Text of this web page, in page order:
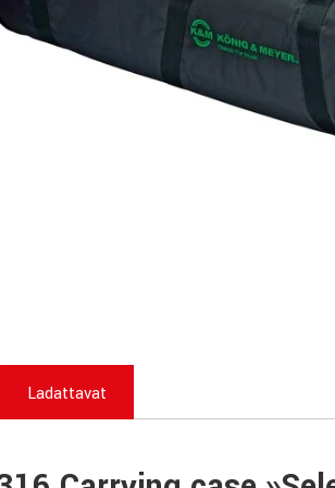
Ladattavat